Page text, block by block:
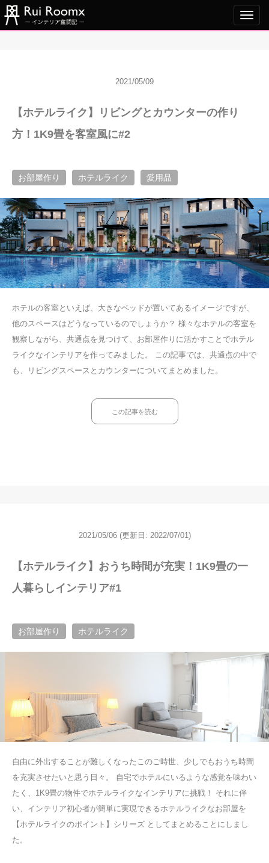
2021/05/09
【ホテルライク】リビングとカウンターの作り
方！1K9畳を客室風に#2
お部屋作り ホテルライク 愛用品
ホテルの客室といえば、大きなベッドが置いてあるイメージですが、
他のスペースはどうなっているのでしょうか？ 様々なホテルの客室を
観察しながら、共通点を見つけて、お部屋作りに活かすことでホテル
ライクなインテリアを作ってみました。 この記事では、共通点の中で
も、リビングスペースとカウンターについてまとめました。
この記事を読む
2021/05/06 (更新日: 2022/07/01)
【ホテルライク】おうち時間が充実！1K9畳の一
人暮らしインテリア#1
お部屋作り ホテルライク
自由に外出することが難しくなったこのご時世、少しでもおうち時間
を充実させたいと思う日々。 自宅でホテルにいるような感覚を味わい
たく、1K9畳の物件でホテルライクなインテリアに挑戦！ それに伴
い、インテリア初心者が簡単に実現できるホテルライクなお部屋を
【ホテルライクのポイント】シリーズ としてまとめることにしまし
た。